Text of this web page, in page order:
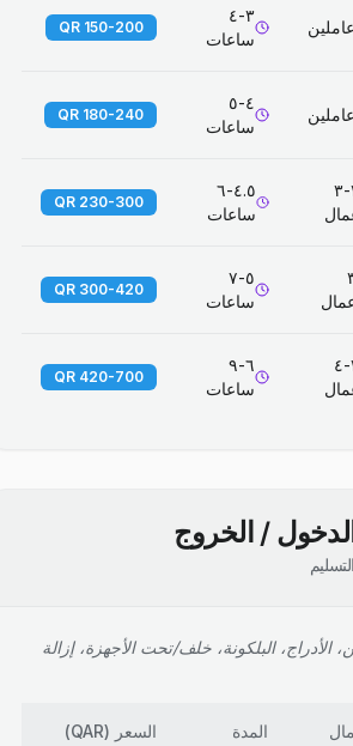
عاملين
٣-٤
ساعات
150-200 QR
عاملين
٤-٥
ساعات
180-240 QR
٢-٣
٤.٥-٦
ساعات
230-300 QR
٥-٧
ساعات
300-420 QR
٣-٤
٦-٩
ساعات
420-700 QR
/ الخروج
الأدراج، البلكونة، خلف/تحت الأجهزة، إزالة
المدة السعر (
QAR
)